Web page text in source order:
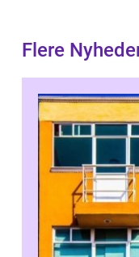
Flere